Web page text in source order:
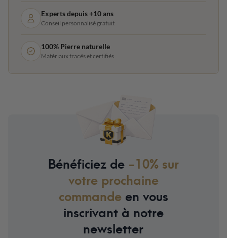
Experts depuis +10 ans
Conseil personnalisé gratuit
100% Pierre naturelle
Matériaux tracés et certifiés
Bénéficiez de -10% sur
votre prochaine
commandeen vous
inscrivant à notre
newsletter